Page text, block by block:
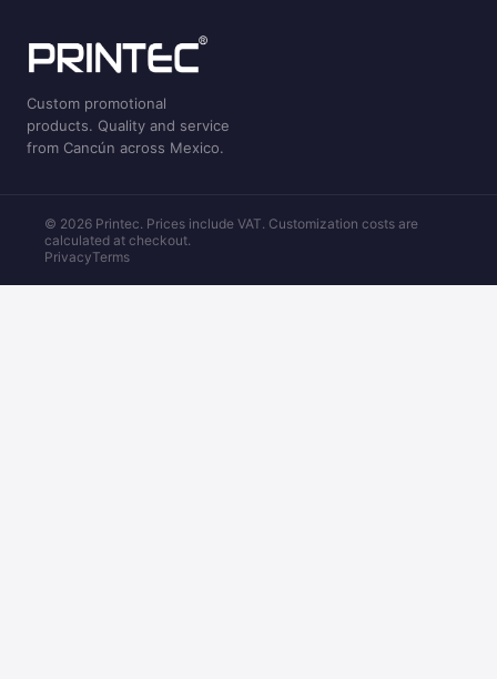
Custom promotional
products. Quality and service
from Cancún across Mexico.
© 2026 Printec. Prices include VAT. Customization costs are
calculated at checkout.
PrivacyTerms